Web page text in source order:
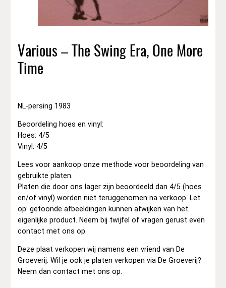
Various – The Swing Era, One More
Time
NL-persing 1983
Beoordeling hoes en vinyl:
Hoes: 4/5
Vinyl: 4/5
Lees voor aankoop onze methode voor beoordeling van
gebruikte platen.
Platen die door ons lager zijn beoordeeld dan 4/5 (hoes
en/of vinyl) worden niet teruggenomen na verkoop. Let
op: getoonde afbeeldingen kunnen afwijken van het
eigenlijke product. Neem bij twijfel of vragen gerust even
contact met ons op.
Deze plaat verkopen wij namens een vriend van De
Groeverij. Wil je ook je platen verkopen via De Groeverij?
Neem dan contact met ons op.